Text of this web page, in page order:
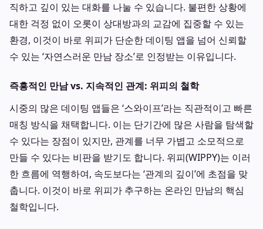
직하고 깊이 있는 대화를 나눌 수 있습니다. 불편한 상황에
대한 걱정 없이 오롯이 상대방과의 교감에 집중할 수 있는
환경, 이것이 바로 위피가 단순한 데이팅 앱을 넘어 신뢰할
수 있는 ‘자연스러운 만남 장소’로 인정받는 이유입니다.
즉흥적인 만남 vs. 지속적인 관계: 위피의 철학
시중의 많은 데이팅 앱들은 ‘스와이프’라는 직관적이고 빠른
매칭 방식을 채택합니다. 이는 단기간에 많은 사람을 탐색할
수 있다는 장점이 있지만, 관계를 너무 가볍고 소모적으로
만들 수 있다는 비판을 받기도 합니다. 위피(WIPPY)는 이러
한 흐름에 역행하여, 속도보다는 ‘관계의 깊이’에 초점을 맞
춥니다. 이것이 바로 위피가 추구하는 온라인 만남의 핵심
철학입니다.